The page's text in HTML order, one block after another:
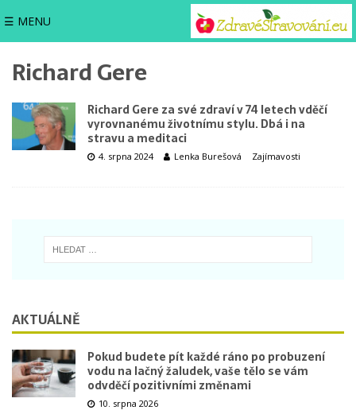
☰ MENU
Richard Gere
Richard Gere za své zdraví v 74 letech vděčí
vyrovnanému životnímu stylu. Dbá i na
stravu a meditaci
4. srpna 2024 Lenka Burešová Zajímavosti
AKTUÁLNĚ
Pokud budete pít každé ráno po probuzení
vodu na lačný žaludek, vaše tělo se vám
odvděčí pozitivními změnami
10. srpna 2026